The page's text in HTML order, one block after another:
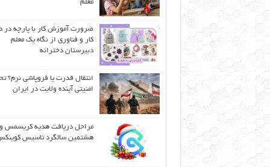
معلم
ضرورت آموزش کار با پارچه
کار و فناوری از نگاه یک معلم
دبیرستان دخترانه
انتقال قدرت یا فروپاشی نرم؟
امنیتی آینده ولایت در ایران
مراحل دریافت هدیه کریسمس و
هشتمین سالگرد تاسیس